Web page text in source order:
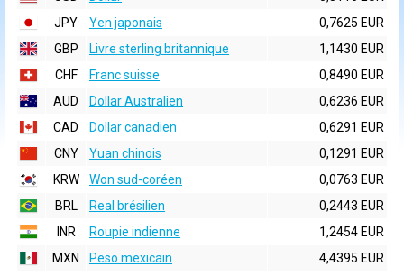
JPY
Yen japonais
0,7625 EUR
GBP
Livre sterling britannique
1,1430 EUR
CHF
Franc suisse
0,8490 EUR
AUD
Dollar Australien
0,6236 EUR
CAD
Dollar canadien
0,6291 EUR
CNY
Yuan chinois
0,1291 EUR
KRW
Won sud-coréen
0,0763 EUR
BRL
Real brésilien
0,2443 EUR
INR
Roupie indienne
1,2454 EUR
MXN
Peso mexicain
4,4395 EUR